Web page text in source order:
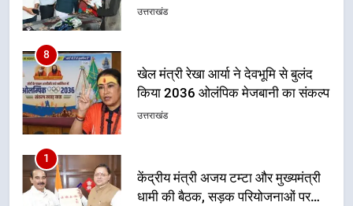
योजनाओं का अधिक से अधिक लाभ उठाने
उत्तराखंड
8
खेल मंत्री रेखा आर्या ने देवभूमि से बुलंद
किया 2036 ओलंपिक मेजबानी का संकल्प
उत्तराखंड
1
केंद्रीय मंत्री अजय टम्टा और मुख्यमंत्री
धामी की बैठक, सड़क परियोजनाओं पर